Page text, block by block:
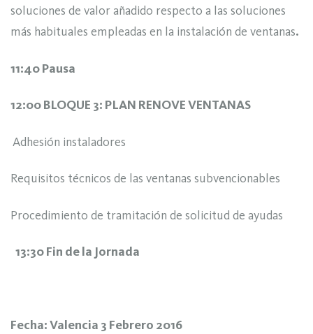
soluciones de valor añadido respecto a las soluciones
más habituales empleadas en la instalación de ventanas.
11:40 Pausa
12:00 BLOQUE 3: PLAN RENOVE VENTANAS
Adhesión instaladores
Requisitos técnicos de las ventanas subvencionables
Procedimiento de tramitación de solicitud de ayudas
13:30 Fin de la Jornada
Fecha:Valencia 3 Febrero 2016